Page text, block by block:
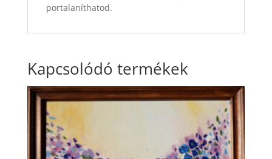
portalaníthatod.
Kapcsolódó termékek